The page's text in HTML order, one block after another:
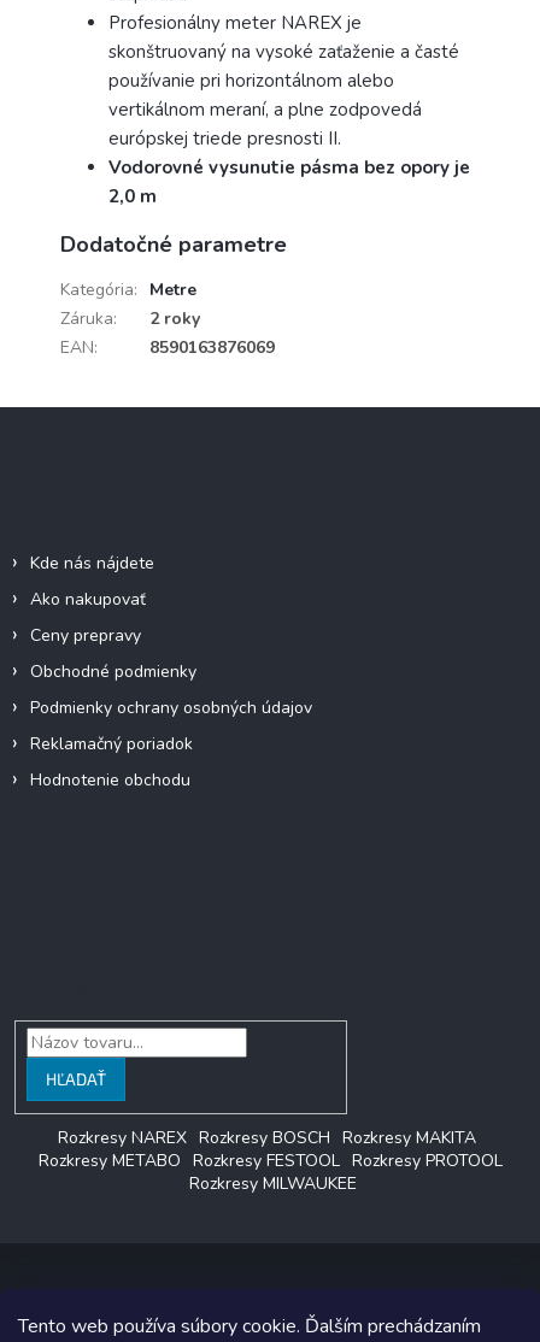
Tento web používa súbory cookie. Ďalším prechádzaním
Profesionálny meter NAREX je
skonštruovaný na vysoké zaťaženie a časté
používanie pri horizontálnom alebo
vertikálnom meraní, a plne zodpovedá
európskej triede presnosti II.
Vodorovné vysunutie pásma bez opory je
2,0 m
Dodatočné parametre
Kategória:
Metre
Záruka:
2 roky
EAN: 8590163876069
Kde nás nájdete
Ako nakupovať
Ceny prepravy
Obchodné podmienky
Podmienky ochrany osobných údajov
Reklamačný poriadok
Hodnotenie obchodu
HĽADAŤ
Rozkresy NAREX Rozkresy BOSCH Rozkresy MAKITA
Rozkresy METABO Rozkresy FESTOOL Rozkresy PROTOOL
Rozkresy MILWAUKEE